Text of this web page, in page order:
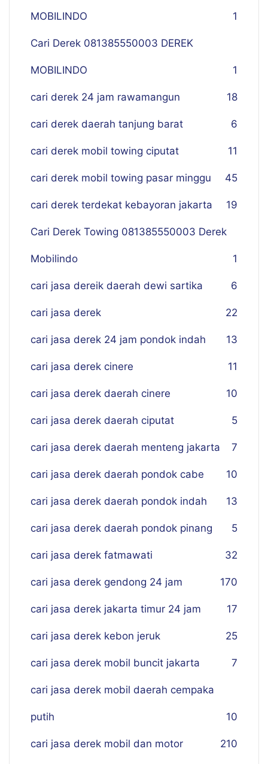
MOBILINDO 1
Cari Derek 081385550003 DEREK
MOBILINDO 1
cari derek 24 jam rawamangun 18
cari derek daerah tanjung barat 6
cari derek mobil towing ciputat 11
cari derek mobil towing pasar minggu 45
cari derek terdekat kebayoran jakarta 19
Cari Derek Towing 081385550003 Derek
Mobilindo 1
cari jasa dereik daerah dewi sartika 6
cari jasa derek 22
cari jasa derek 24 jam pondok indah 13
cari jasa derek cinere 11
cari jasa derek daerah cinere 10
cari jasa derek daerah ciputat 5
cari jasa derek daerah menteng jakarta 7
cari jasa derek daerah pondok cabe 10
cari jasa derek daerah pondok indah 13
cari jasa derek daerah pondok pinang 5
cari jasa derek fatmawati 32
cari jasa derek gendong 24 jam 170
cari jasa derek jakarta timur 24 jam 17
cari jasa derek kebon jeruk 25
cari jasa derek mobil buncit jakarta 7
cari jasa derek mobil daerah cempaka
putih 10
cari jasa derek mobil dan motor 210